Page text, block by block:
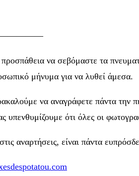
να σεβόμαστε τα
μήνυμα για να λυθεί άμεσα.
να αναγράφετε πάντα
ότι όλες οι
αναρτήσεις, είναι πάντα